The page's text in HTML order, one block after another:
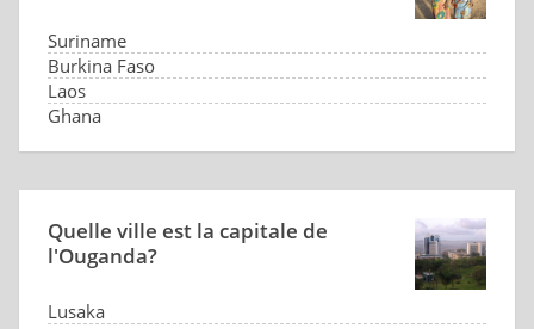
Suriname
Burkina Faso
Laos
Ghana
Quelle ville est la capitale de
l'Ouganda?
Lusaka